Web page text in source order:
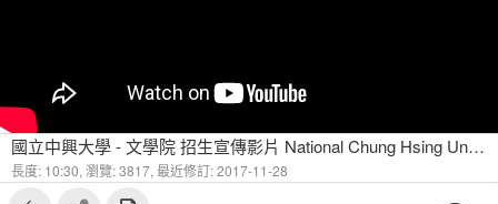
國立中興大學 - 文學院 招生宣傳影片 National Chung Hsing University
長度: 10:30, 瀏覽: 3817, 最近修訂: 2017-11-28